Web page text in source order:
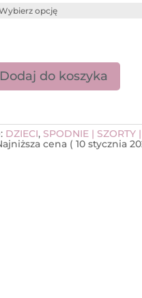
Bloch Girls Signature Logo
Dodaj do koszyka
DZIECI, SPODNIE | SZORTY
cena ( 10 stycznia